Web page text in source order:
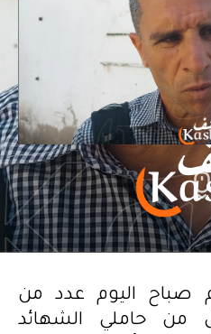
صباح اليوم عدد من
من حاملي الشهائد